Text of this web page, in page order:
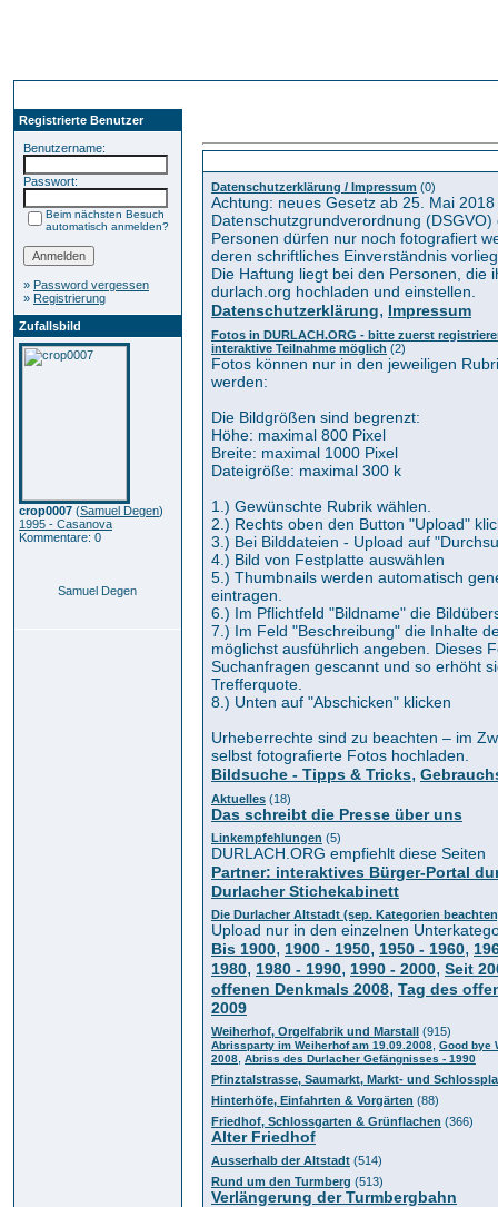
Registrierte Benutzer
Benutzername:
Passwort:
Beim nächsten Besuch
automatisch anmelden?
» Password vergessen
» Registrierung
Zufallsbild
crop0007 (Samuel Degen)
1995 - Casanova
Kommentare: 0
Samuel Degen
Datenschutzerklärung / Impressum (0)
Achtung: neues Gesetz ab 25. Mai 2018
Datenschutzgrundverordnung (DSGVO)
Personen dürfen nur noch fotografiert
deren schriftliches Einverständnis
Die Haftung liegt bei den Personen, die
durlach.org hochladen und einstellen.
Datenschutzerklärung, Impressum
Fotos in DURLACH.ORG - bitte zuerst
interaktive Teilnahme möglich (2)
Fotos können nur in den jeweiligen
werden:
Die Bildgrößen sind begrenzt:
Höhe: maximal 800 Pixel
Breite: maximal 1000 Pixel
Dateigröße: maximal 300 k
1.) Gewünschte Rubrik wählen.
2.) Rechts oben den Button "Upload"
3.) Bei Bilddateien - Upload auf
4.) Bild von Festplatte auswählen
5.) Thumbnails werden automatisch
eintragen.
6.) Im Pflichtfeld "Bildname" die
7.) Im Feld "Beschreibung" die Inhalte
möglichst ausführlich angeben. Dieses
Suchanfragen gescannt und so erhöht
Trefferquote.
8.) Unten auf "Abschicken" klicken
Urheberrechte sind zu beachten – im
selbst fotografierte Fotos hochladen.
Bildsuche - Tipps & Tricks,
Aktuelles (18)
Das schreibt die Presse über uns
Linkempfehlungen (5)
DURLACH.ORG empfiehlt diese Seiten
Partner: interaktives Bürger-Portal
Durlacher Stichekabinett
Die Durlacher Altstadt (sep. Kategorien
Upload nur in den einzelnen
Bis 1900, 1900 - 1950, 1950 - 1960,
1980, 1980 - 1990, 1990 - 2000, Seit
offenen Denkmals 2008, Tag des
2009
Weiherhof, Orgelfabrik und Marstall (915)
Abrissparty im Weiherhof am 19.09.2008 Good bye
2008 Abriss des Durlacher Gefängnisses - 1990
Pfinztalstrasse, Saumarkt, Markt- und
Hinterhöfe, Einfahrten & Vorgärten (88)
Friedhof, Schlossgarten & Grünflachen (366)
Alter Friedhof
Ausserhalb der Altstadt (514)
Rund um den Turmberg (513)
Verlängerung der Turmbergbahn